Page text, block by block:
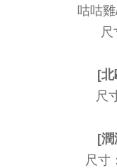
咕咕
[北
尺
[潤
尺寸